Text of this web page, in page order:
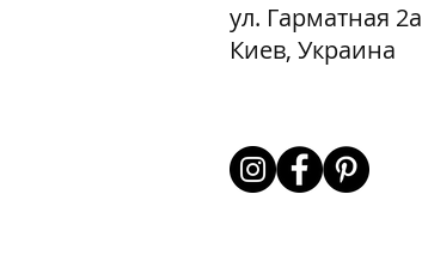
ул. Гарматная 2а
Киев, Украина